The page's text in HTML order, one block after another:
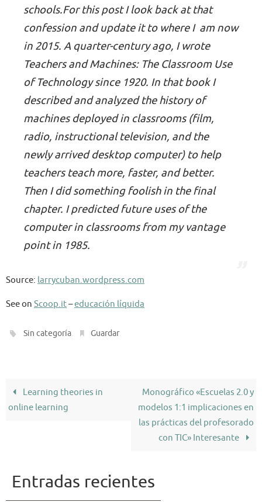
schools.For this post I look back at that
confession and update it to where I am now
in 2015. A quarter-century ago, I wrote
Teachers and Machines: The Classroom Use
of Technology since 1920. In that book I
described and analyzed the history of
machines deployed in classrooms (film,
radio, instructional television, and the
newly arrived desktop computer) to help
teachers teach more, faster, and better.
Then I did something foolish in the final
chapter. I predicted future uses of the
computer in classrooms from my vantage
point in 1985.
Source: larrycuban.wordpress.com
See on Scoop.it–educación líquida
Sin categoría Guardar
Learning theories in
online learning
Monográfico «Escuelas 2.0 y
modelos 1:1 implicaciones en
las prácticas del profesorado
con TIC» Interesante
Entradas recientes